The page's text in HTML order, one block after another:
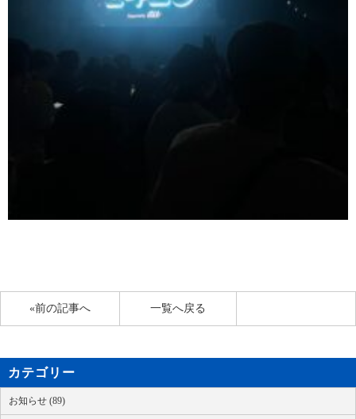
«前の記事へ 一覧へ戻る
カテゴリー
お知らせ (89)